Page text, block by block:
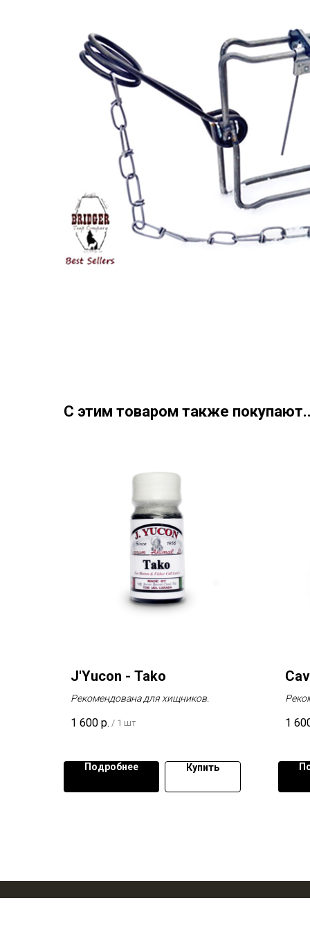
С этим товаром также
J'Yucon - Tako
Рекомендована для хищников.
1 600 р. / 1 шт
Подробнее Купить
1